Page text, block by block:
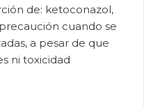
de: ketoconazol,
cuando se
a pesar de que
ni toxicidad